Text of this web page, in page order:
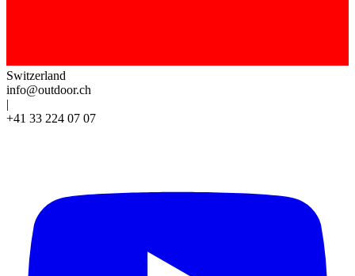
Switzerland
info@outdoor.ch
|
+41 33 224 07 07